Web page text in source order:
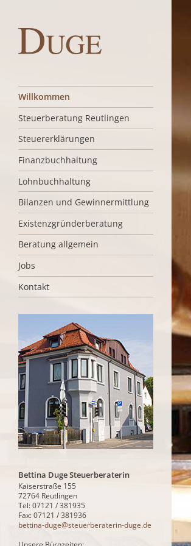
Duge Steuerberaterin
MENÜ
Skip to content
Willkommen
Steuerberatung Reutlingen
Steuererklärungen
Finanzbuchhaltung
Lohnbuchhaltung
Bilanzen und Gewinnermittlung
Existenzgründerberatung
Beratung allgemein
Jobs
Kontakt
Bettina Duge Steuerberaterin
Kaiserstraße 155
72764 Reutlingen
Tel: 07121 / 381935
Fax: 07121 / 381936
bettina-duge@steuerberaterin-duge.de